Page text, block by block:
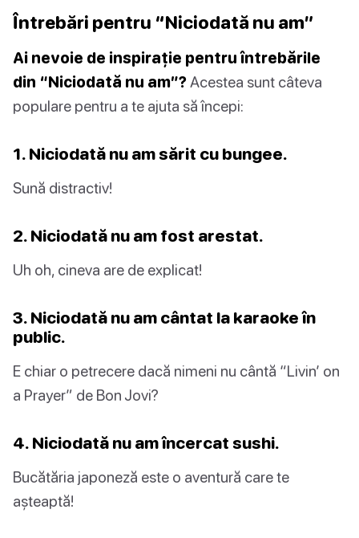
Întrebări pentru “Niciodată nu am”
Ai nevoie de inspirație pentru întrebările
din “Niciodată nu am”?Acestea sunt câteva
populare pentru a te ajuta să începi:
1. Niciodată nu am sărit cu bungee.
Sună distractiv!
2. Niciodată nu am fost arestat.
Uh oh, cineva are de explicat!
3. Niciodată nu am cântat la karaoke în
public.
E chiar o petrecere dacă nimeni nu cântă “Livin’ on
a Prayer” de Bon Jovi?
4. Niciodată nu am încercat sushi.
Bucătăria japoneză este o aventură care te
așteaptă!